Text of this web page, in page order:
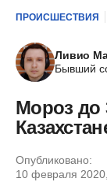
ПРОИСШЕСТВИЯ
Ливио
Бывший
Мороз до
Опубликовано:
10 февраля